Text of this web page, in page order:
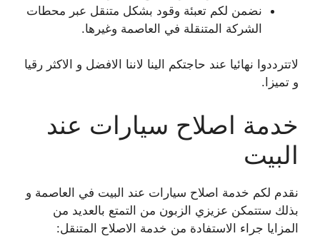
نضمن لكم تعبئة وقود بشكل متنقل عبر محطات
الشركة المتنقلة في العاصمة وغيرها.
لاتترددوا نهائيا عند حاجتكم الينا لاننا الافضل و الاكثر رقيا
و تميزا.
خدمة اصلاح سيارات عند
البيت
نقدم لكم خدمة اصلاح سيارات عند البيت في العاصمة و
بذلك ستتمكن عزيزي الزبون من التمتع بالعديد من
المزايا جراء الاستفادة من خدمة الاصلاح المتنقل: